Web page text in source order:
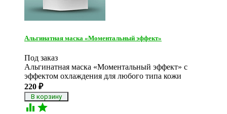
Альгинатная маска «Моментальный эффект»
Под заказ
Альгинатная маска «Моментальный эффект» с
эффектом охлаждения для любого типа кожи
220 ₽
 